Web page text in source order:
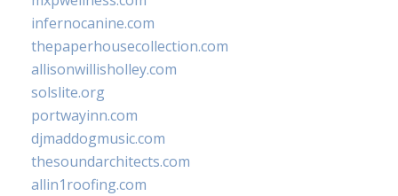
infernocanine.com
thepaperhousecollection.com
allisonwillisholley.com
solslite.org
portwayinn.com
djmaddogmusic.com
thesoundarchitects.com
allin1roofing.com